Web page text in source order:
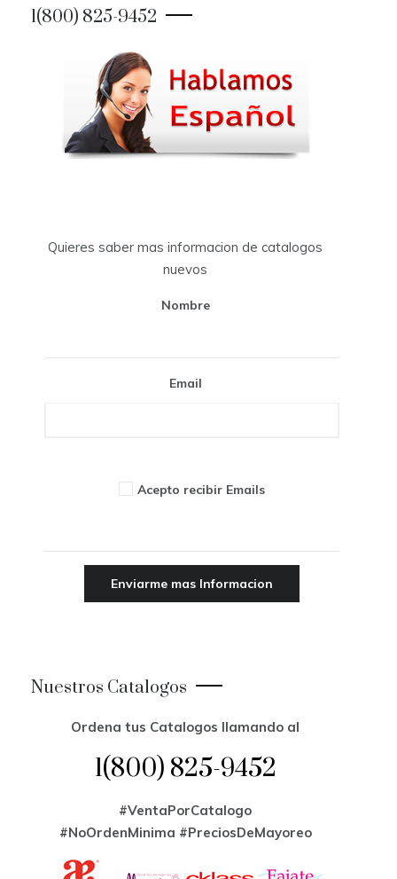
1(800) 825-9452
Quieres saber mas informacion de catalogos
nuevos
Nombre
Email
Acepto recibir Emails
Nuestros Catalogos
Ordena tus Catalogos llamando al
1(800) 825-9452
#VentaPorCatalogo
#NoOrdenMinima #PreciosDeMayoreo